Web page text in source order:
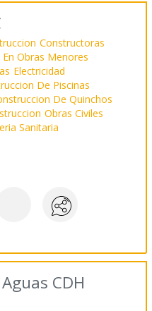
Constructoras
Obras Menores
Electricidad
De Piscinas
De Quinchos
Obras Civiles
Sanitaria
CDH